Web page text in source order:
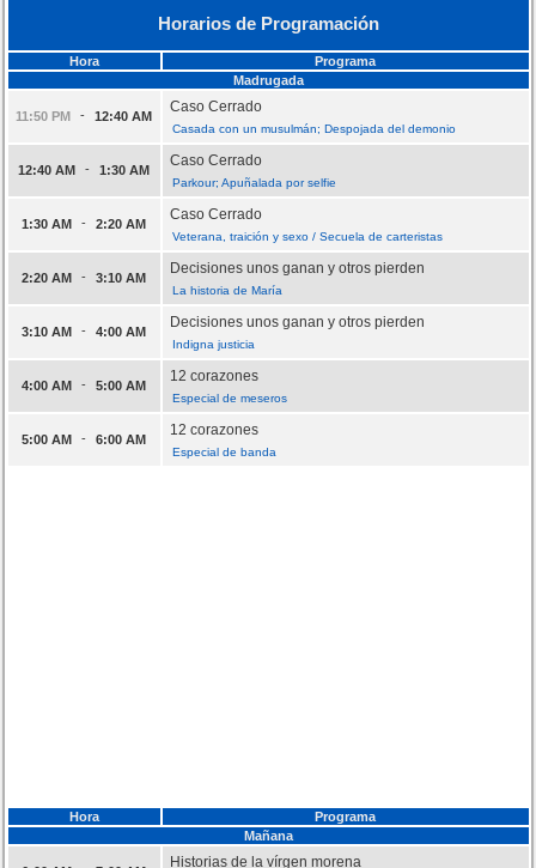
Horarios de Programación
Hora
Programa
Madrugada
11:50 PM - 12:40 AM
Caso Cerrado
Casada con un musulmán; Despojada del demonio
12:40 AM - 1:30 AM
Caso Cerrado
Parkour; Apuñalada por selfie
1:30 AM - 2:20 AM
Caso Cerrado
Veterana, traición y sexo / Secuela de carteristas
2:20 AM - 3:10 AM
Decisiones unos ganan y otros pierden
La historia de María
3:10 AM - 4:00 AM
Decisiones unos ganan y otros pierden
Indigna justicia
4:00 AM - 5:00 AM
12 corazones
Especial de meseros
5:00 AM - 6:00 AM
12 corazones
Especial de banda
Hora
Programa
Mañana
Historias de la vírgen morena